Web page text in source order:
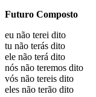
Futuro Composto
eu não terei dito
tu não terás dito
ele não terá dito
nós não teremos dito
vós não tereis dito
eles não terão dito